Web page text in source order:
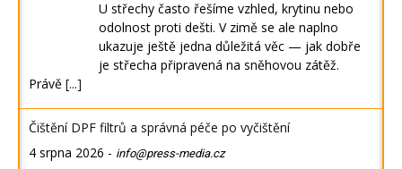
U střechy často řešíme vzhled, krytinu nebo
odolnost proti dešti. V zimě se ale naplno
ukazuje ještě jedna důležitá věc — jak dobře
je střecha připravená na sněhovou zátěž.
Právě [...]
Čištění DPF filtrů a správná péče po vyčištění
4 srpna 2026 - info@press-media.cz